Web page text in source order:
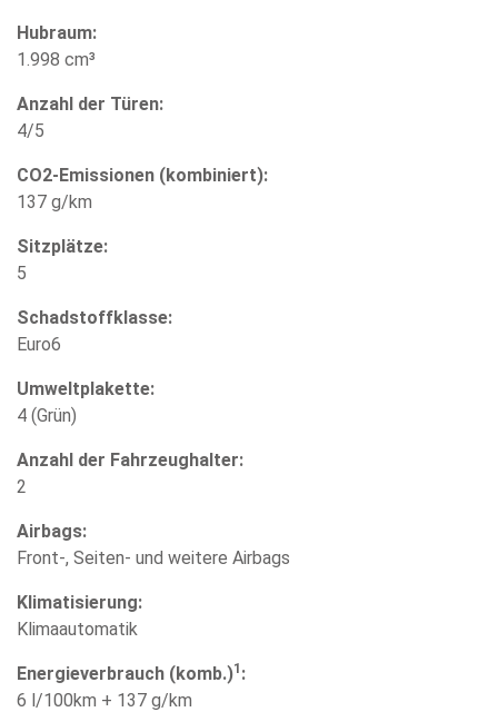
Hubraum:
1.998 cm³
Anzahl der Türen:
4/5
CO2-Emissionen (kombiniert):
137 g/km
Sitzplätze:
5
Schadstoffklasse:
Euro6
Umweltplakette:
4 (Grün)
Anzahl der Fahrzeughalter:
2
Airbags:
Front-, Seiten- und weitere Airbags
Klimatisierung:
Klimaautomatik
Energieverbrauch (komb.)1 :
6 l/100km + 137 g/km